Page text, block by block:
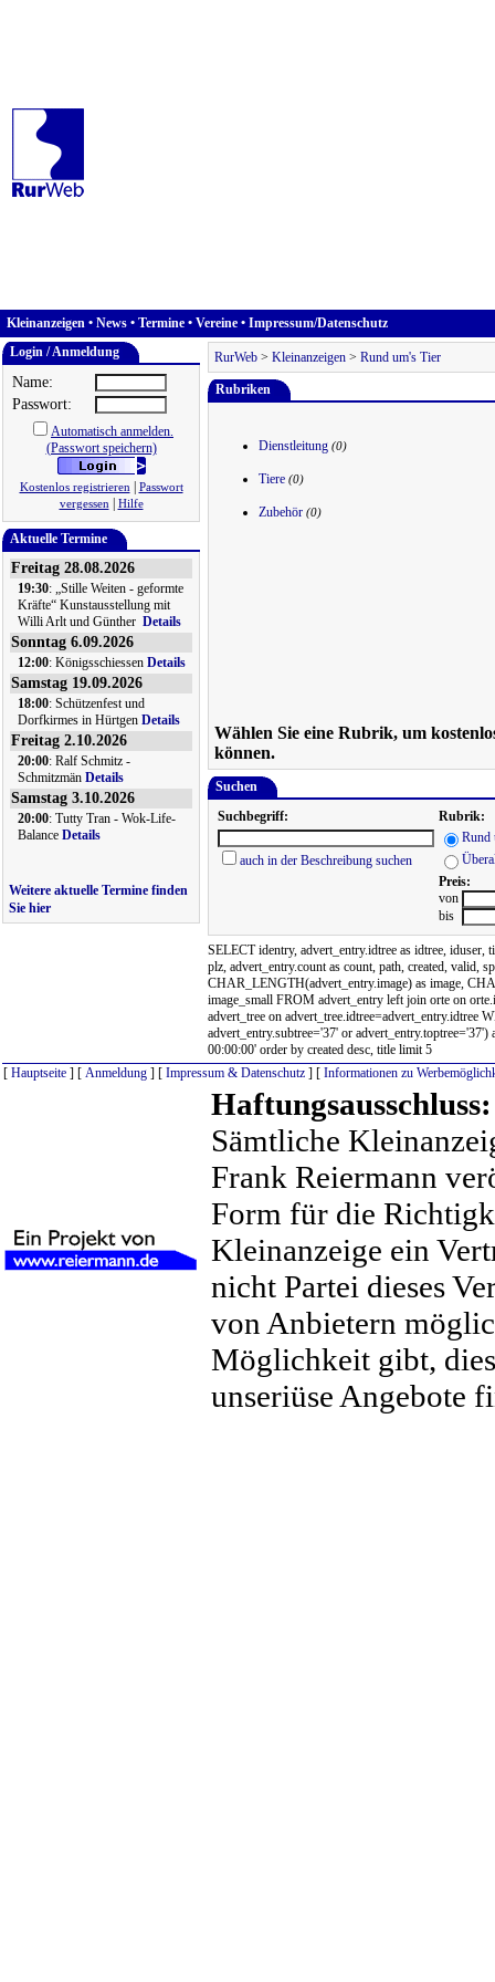
Kleinanzeigen • News • Termine • Vereine • Impressum/Datenschutz
Login / Anmeldung
Name:
Passwort:
Automatisch anmelden.
(Passwort speichern)
Kostenlos registrieren|
Passwort
vergessen| Hilfe
Aktuelle Termine
Freitag 28.08.2026
19:30: „Stille Weiten - geformte
Kräfte“ Kunstausstellung mit
Willi Arlt und Günther Details
Sonntag 6.09.2026
12:00: Königsschiessen Details
Samstag 19.09.2026
18:00: Schützenfest und
Dorfkirmes in Hürtgen Details
Freitag 2.10.2026
20:00: Ralf Schmitz -
Schmitzmän Details
Samstag 3.10.2026
20:00: Tutty Tran - Wok-Life-
Balance Details
Weitere aktuelle Termine finden
Sie hier
RurWeb > Kleinanzeigen > Rund um's Tier
Rubriken
Dienstleitung (0)
Tiere (0)
Zubehör (0)
Wählen Sie eine Rubrik, um
können.
Suchen
Suchbegriff:
Rubrik:
auch in der Beschreibung suchen
Rund
Preis:
von
bis
SELECT identry, advert_entry.idtree as idtree, iduser,
plz, advert_entry.count as count, path, created, valid,
CHAR_LENGTH(advert_entry.image) as image,
image_small FROM advert_entry left join orte on
advert_tree on advert_tree.idtree=advert_entry.idtree
advert_entry.subtree='37' or
00:00:00' order by created desc, title limit 5
[ Hauptseite ] [ Anmeldung ] [ Impressum & Datenschutz ] [ Informationen zu
Haftungsausschluss:
Sämtliche
Frank Reiermann
Form für die
Kleinanzeige ein
nicht Partei dieses
von Anbietern
Möglichkeit gibt,
unseriüse Angebote